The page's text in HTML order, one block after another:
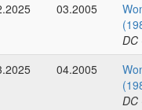
03.2005
DC
04.2005
DC